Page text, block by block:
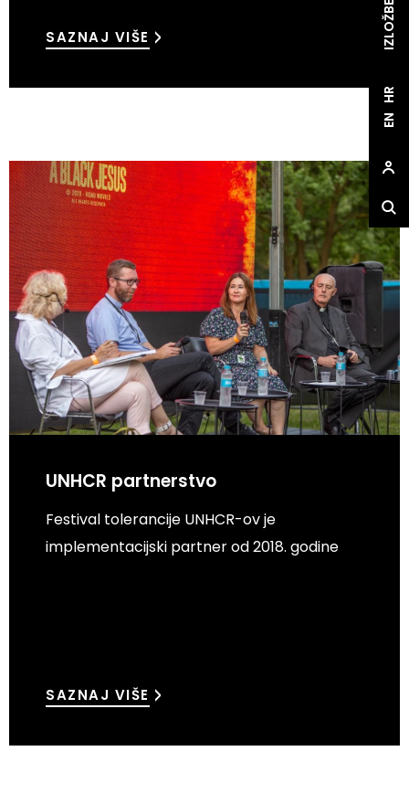
SAZNAJ VIŠE
UNHCR partnerstvo
Festival tolerancije UNHCR-ov je
implementacijski partner od 2018. godine
SAZNAJ VIŠE
IZLOŽBE
HR
EN